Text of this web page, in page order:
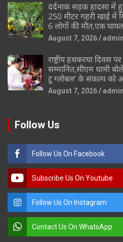
दर्दनाक सड़क हादसा में
250 मीटर गहरी खाई में
6 लोगों की मौत,एक
August 7, 2026 admin
राष्ट्रीय हथकरघा दिवस
सम्मानित,सीएम धामी
टू ग्लोबल’ के संकल्प को
August 7, 2026 admin
Follow Us
Follow Us On Facebook
Subscribe Us On Youtube
Follow Us On Instagram
Contact Us On WhatsApp